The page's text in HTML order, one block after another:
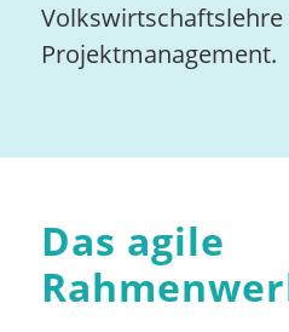
Volkswirtschaftslehre
Projektmanagement.
Das agile